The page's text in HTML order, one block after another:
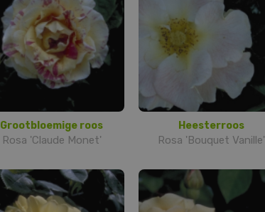
Grootbloemige roos
Rosa 'Claude Monet'
Heesterroos
Rosa 'Bouquet Vanille'